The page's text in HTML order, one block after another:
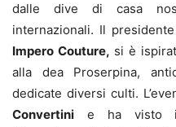
dalle dive di casa
internazionali. Il presidente
Impero Couture, si è
alla dea Proserpina,
dedicate diversi culti.
Convertini e ha visto